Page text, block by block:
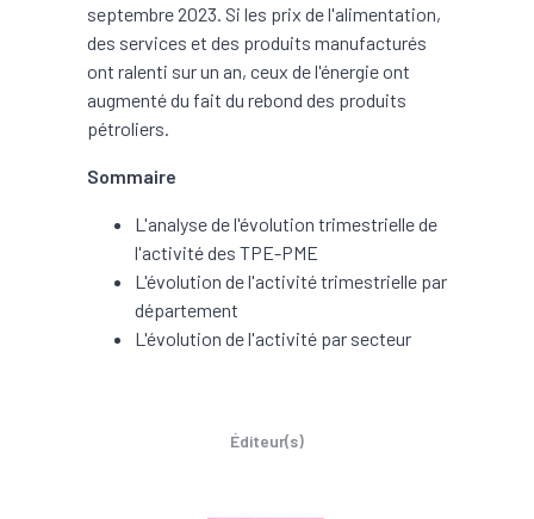
septembre 2023. Si les prix de l'alimentation,
des services et des produits manufacturés
ont ralenti sur un an, ceux de l'énergie ont
augmenté du fait du rebond des produits
pétroliers.
Sommaire
L'analyse de l'évolution trimestrielle de
l'activité des TPE-PME
L'évolution de l'activité trimestrielle par
département
L'évolution de l'activité par secteur
Éditeur(s)